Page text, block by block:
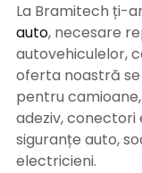
La Bramitech ți-
auto, necesare
autovehiculelor,
oferta noastră
pentru
adeziv, conectori
siguranțe auto,
electricieni.